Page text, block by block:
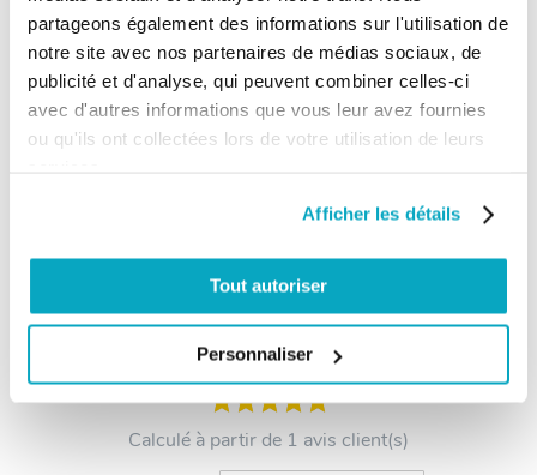
partageons également des informations sur l'utilisation de
notre site avec nos partenaires de médias sociaux, de
publicité et d'analyse, qui peuvent combiner celles-ci
avec d'autres informations que vous leur avez fournies
ou qu'ils ont collectées lors de votre utilisation de leurs
Afficher les détails
Tout autoriser
Personnaliser
Garantie 30 mois
Les avis clients - 1 avis
Afficher l'attestation de confiance
Avis soumis à un contrôle
5/5
Calculé à partir de 1 avis client(s)